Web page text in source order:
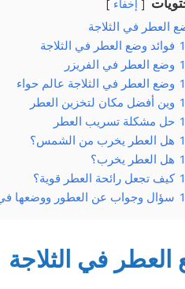
إخفاء
العطر في الثلاجة
فوائد وضع العطر في الثلاجة
وضع العطر في الفريزر
وضع العطر في الثلاجة عالم حواء
وين أفضل مكان لتخزين العطر
حل مشكلة تسريب العطر
هل العطر يخرب من الشمس؟
هل العطر يخرب؟
كيف تجعل رائحة العطر قوية؟
سؤال وجواب عن العطور ووضعها في
في الثلاجة